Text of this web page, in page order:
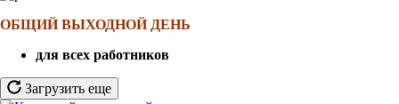
ОБЩИЙ ВЫХОДНОЙ ДЕНЬ
для всех работников
Загрузить еще